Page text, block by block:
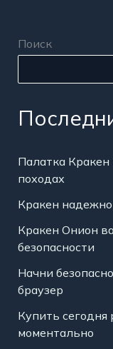
Поиск
Палатка
походах
Кракен
Кракен Онион
безопасности
Начни
браузер
Купить сегодня
моментально